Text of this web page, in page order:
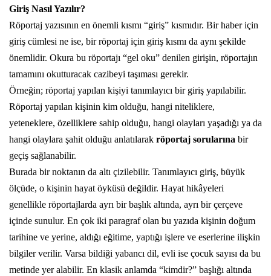
Giriş Nasıl Yazılır?
Röportaj yazısının en önemli kısmı “giriş” kısmıdır. Bir haber için
giriş cümlesi ne ise, bir röportaj için giriş kısmı da aynı şekilde
önemlidir. Okura bu röportajı “gel oku” denilen girişin, röportajın
tamamını okutturacak cazibeyi taşıması gerekir.
Örneğin; röportaj yapılan kişiyi tanımlayıcı bir giriş yapılabilir.
Röportaj yapılan kişinin kim olduğu, hangi niteliklere,
yeteneklere, özelliklere sahip olduğu, hangi olayları yaşadığı ya da
hangi olaylara şahit olduğu anlatılarak röportaj sorularına bir
geçiş sağlanabilir.
Burada bir noktanın da altı çizilebilir. Tanımlayıcı giriş, büyük
ölçüde, o kişinin hayat öyküsü değildir. Hayat hikâyeleri
genellikle röportajlarda ayrı bir başlık altında, ayrı bir çerçeve
içinde sunulur. En çok iki paragraf olan bu yazıda kişinin doğum
tarihine ve yerine, aldığı eğitime, yaptığı işlere ve eserlerine ilişkin
bilgiler verilir. Varsa bildiği yabancı dil, evli ise çocuk sayısı da bu
metinde yer alabilir. En klasik anlamda “kimdir?” başlığı altında